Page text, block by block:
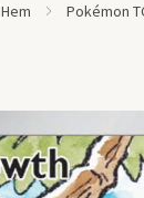
Hem Pokémon